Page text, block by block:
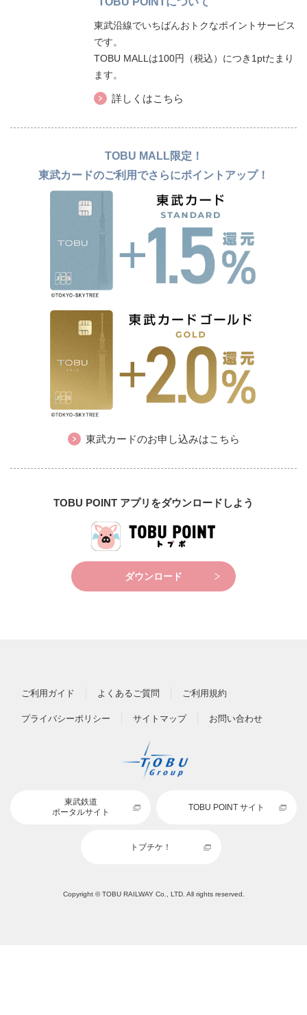
TOBU POINTについて
東武沿線でいちばんおトクなポイントサービス
です。
ます。
詳しくはこちら
TOBU MALL限定！
東武カードのご利用でさらにポイントアップ！
東武カードのお申し込みはこちら
TOBU POINT アプリをダウンロードしよう
ご利用ガイド よくあるご質問 ご利用規約
サイトマップ